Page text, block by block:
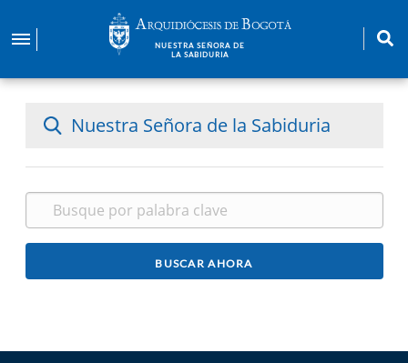
contenido
principal
NUESTRA SEÑORA DE
LA SABIDURIA
Nuestra Señora de la Sabiduria